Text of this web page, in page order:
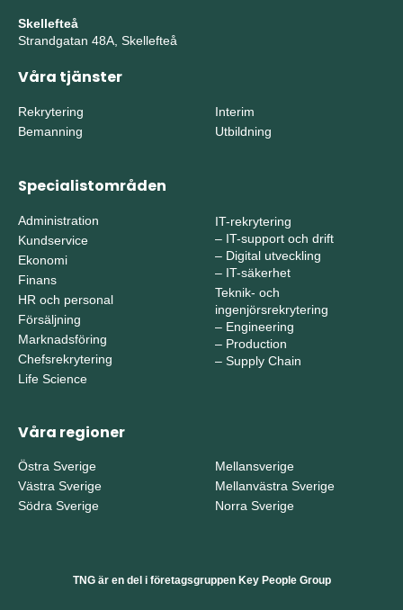
Skellefteå
Strandgatan 48A, Skellefteå
Våra tjänster
Rekrytering
Bemanning
Interim
Utbildning
Specialistområden
Administration
Kundservice
Ekonomi
Finans
HR och personal
Försäljning
Marknadsföring
Chefsrekrytering
Life Science
IT-rekrytering
– IT-support och drift
– Digital utveckling
– IT-säkerhet
Teknik- och
ingenjörsrekrytering
– Engineering
– Production
– Supply Chain
Våra regioner
Östra Sverige
Västra Sverige
Södra Sverige
Mellansverige
Mellanvästra Sverige
Norra Sverige
TNG är en del i företagsgruppen Key People Group